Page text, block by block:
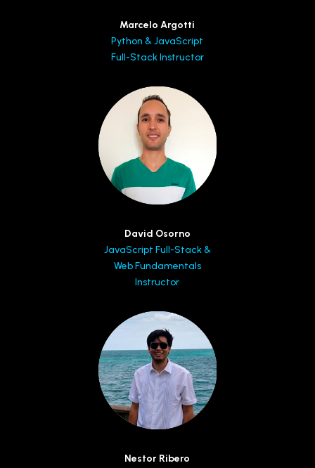
Marcelo Argotti
Python & JavaScript
Full-Stack Instructor
David Osorno
JavaScript Full-Stack &
Web Fundamentals
Instructor
Nestor Ribero